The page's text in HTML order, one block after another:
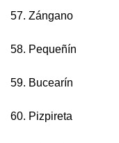
57. Zángano
58. Pequeñín
59. Bucearín
60. Pizpireta